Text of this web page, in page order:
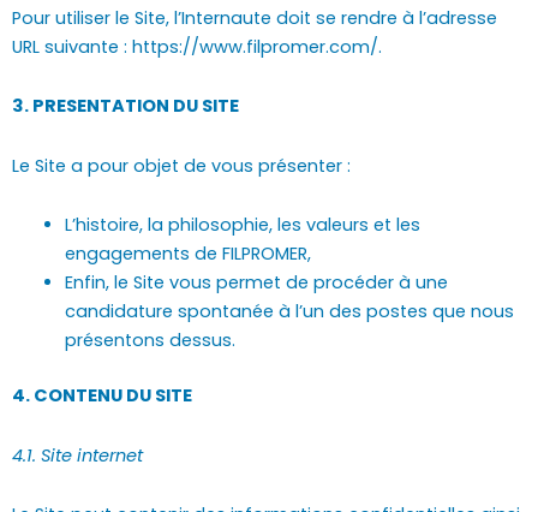
Pour utiliser le Site, l’Internaute doit se rendre à l’adresse
URL suivante : https://www.filpromer.com/.
3. PRESENTATION DU SITE
Le Site a pour objet de vous présenter :
L’histoire, la philosophie, les valeurs et les
engagements de FILPROMER,
Enfin, le Site vous permet de procéder à une
candidature spontanée à l’un des postes que nous
présentons dessus.
4. CONTENU DU SITE
4.1. Site internet